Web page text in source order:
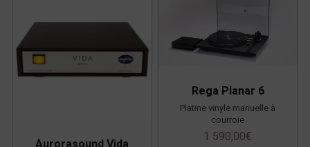
Aurorasound Vida
Rega Planar 6
Platine vinyle manuelle à
courroie
1 590,00€